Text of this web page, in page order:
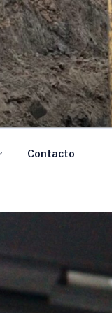
Contacto